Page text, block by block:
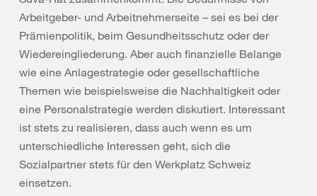
Arbeitgeber- und Arbeitnehmerseite – sei es bei der
Prämienpolitik, beim Gesundheitsschutz oder der
Wiedereingliederung. Aber auch finanzielle Belange
wie eine Anlagestrategie oder gesellschaftliche
Themen wie beispielsweise die Nachhaltigkeit oder
eine Personalstrategie werden diskutiert. Interessant
ist stets zu realisieren, dass auch wenn es um
unterschiedliche Interessen geht, sich die
Sozialpartner stets für den Werkplatz Schweiz
einsetzen.